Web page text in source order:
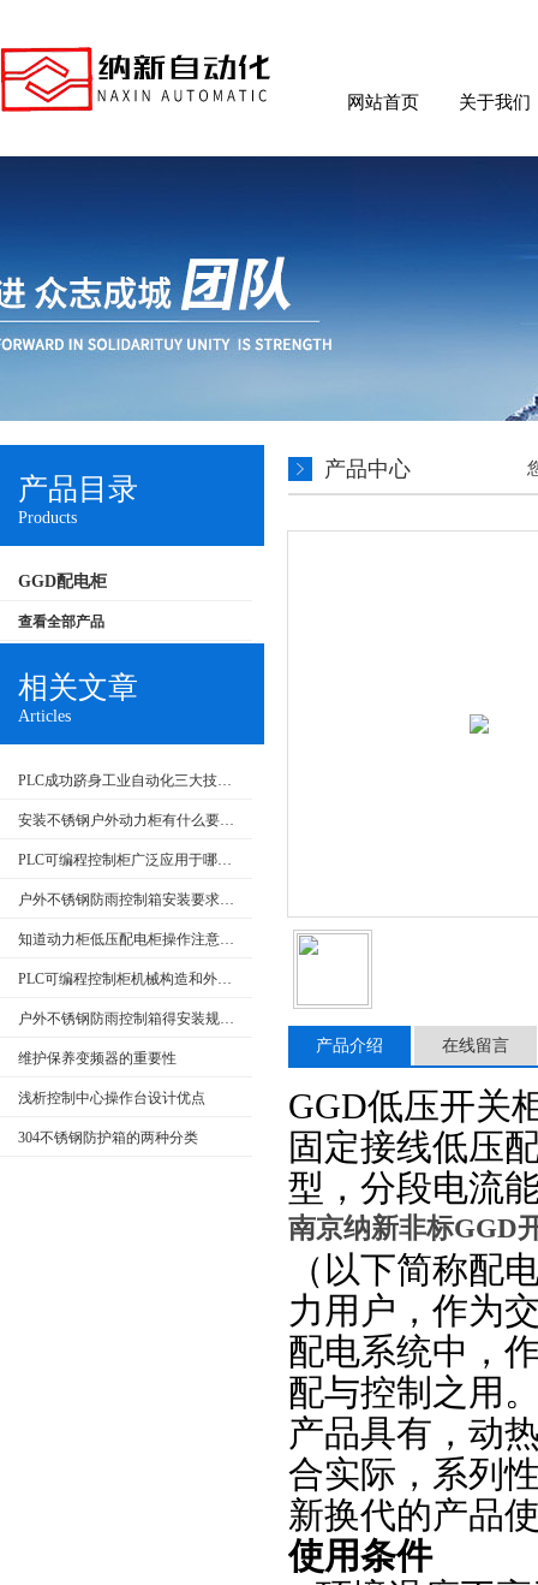
网站首页 关于我们
产品目录
Products
GGD配电柜
查看全部产品
相关文章
Articles
PLC成功跻身工业自动化三大技术支柱
安装不锈钢户外动力柜有什么要求呢
PLC可编程控制柜广泛应用于哪些行业？特点是什么？
户外不锈钢防雨控制箱安装要求和产品特点
知道动力柜低压配电柜操作注意事项很重要
PLC可编程控制柜机械构造和外部回路的检查
户外不锈钢防雨控制箱得安装规范介绍，大家快来看
维护保养变频器的重要性
浅析控制中心操作台设计优点
304不锈钢防护箱的两种分类
产品中心
产品介绍 在线留言
GGD低压开关
固定接线低压
型，分段电流
南京纳新非标GGD
（以下简称配
力用户，作为
配电系统中，
配与控制之用
产品具有，动
合实际，系列
新换代的产品
使用条件